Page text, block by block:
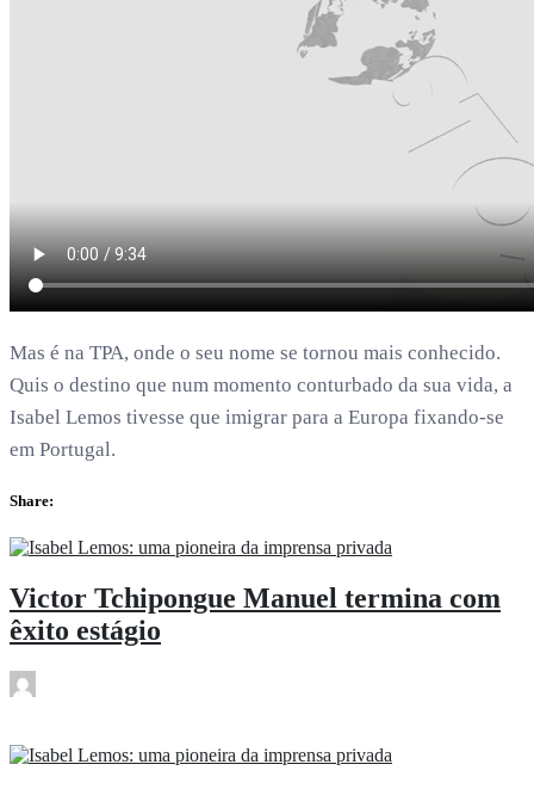
Mas é na TPA, onde o seu nome se tornou mais conhecido.
Quis o destino que num momento conturbado da sua vida, a
Isabel Lemos tivesse que imigrar para a Europa fixando-se
em Portugal.
Share:
Victor Tchipongue Manuel termina com
êxito estágio